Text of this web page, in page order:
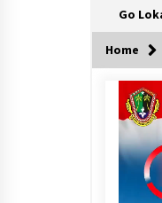
Go
Home